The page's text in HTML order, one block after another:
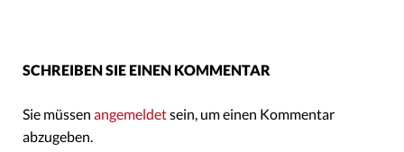
SCHREIBEN SIE EINEN KOMMENTAR
Sie müssen angemeldetsein, um einen Kommentar
abzugeben.